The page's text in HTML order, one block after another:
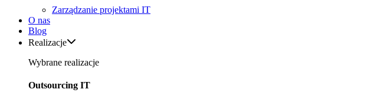
Zarządzanie projektami IT
O nas
Blog
Realizacje
Wybrane realizacje
Outsourcing IT